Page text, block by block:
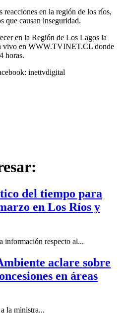
en la región de los ríos,
que causan inseguridad.
en la Región de Los Lagos la
vivo en WWW.TVINET.CL donde
horas.
inettvdigital
del tiempo para
en Los Ríos y
información respecto al...
aclare sobre
en áreas
la ministra...